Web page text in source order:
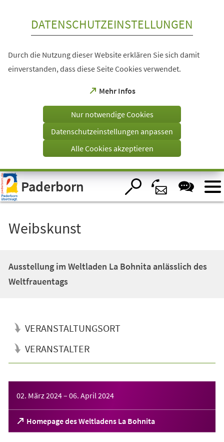
Visuelle
Assistenzsoftware
öffnen.
DATENSCHUTZEINSTELLUNGEN
Durch die Nutzung dieser Website erklären Sie sich damit
einverstanden, dass diese Seite Cookies verwendet.
Mehr Infos
(Öffnet
einem
Tab)
Nur notwendige Cookies
Datenschutzeinstellungen anpassen
Alle Cookies akzeptieren
Paderborn
Weibskunst
Ausstellung im Weltladen La Bohnita anlässlich des
Weltfrauentags
VERANSTALTUNGSORT
VERANSTALTER
02. März 2024– 06. April 2024
Homepage des Weltladens La Bohnita
(Öffnet
in